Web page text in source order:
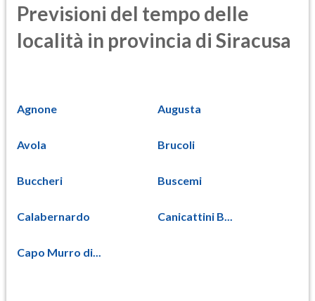
Previsioni del tempo delle
località in provincia di Siracusa
Agnone Augusta
Avola Brucoli
Buccheri Buscemi
Calabernardo Canicattini B...
Capo Murro di...